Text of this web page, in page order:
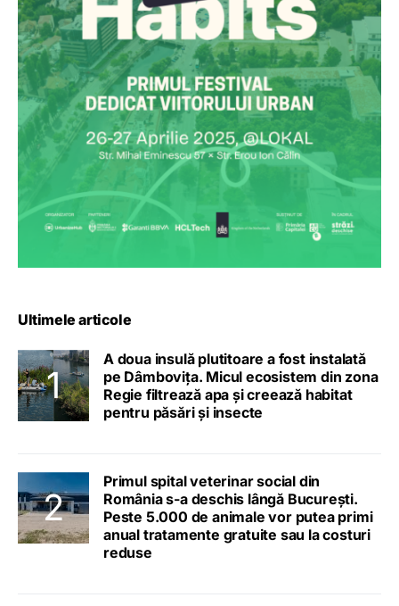
Ultimele articole
A doua insulă plutitoare a fost instalată
pe Dâmbovița. Micul ecosistem din zona
Regie filtrează apa și creează habitat
pentru păsări și insecte
Primul spital veterinar social din
România s-a deschis lângă București.
Peste 5.000 de animale vor putea primi
anual tratamente gratuite sau la costuri
reduse